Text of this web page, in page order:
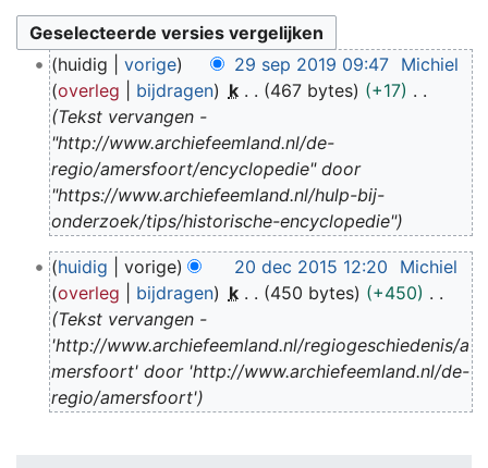
huidig vorige 29 sep 2019 09:47
Michiel
overleg
bijdragen k 467 bytes
+17
Tekst vervangen -
"http://www.archiefeemland.nl/de-
regio/amersfoort/encyclopedie" door
"https://www.archiefeemland.nl/hulp-bij-
onderzoek/tips/historische-encyclopedie"
huidig vorige 20 dec 2015 12:20
Michiel
overleg
bijdragen k 450 bytes
+450
Tekst vervangen -
'http://www.archiefeemland.nl/regiogeschiedenis/a
mersfoort' door 'http://www.archiefeemland.nl/de-
regio/amersfoort'